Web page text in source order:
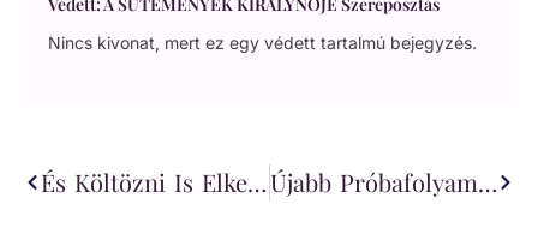
Nincs kivonat, mert ez egy védett tartalmú bejegyzés.
És Költözni Is Elkezdtünk Újabb Próbafolyamatba Kezdtünk